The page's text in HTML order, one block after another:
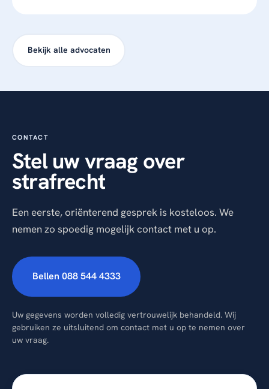
Bekijk alle advocaten
CONTACT
Stel uw vraag over
strafrecht
Een eerste, oriënterend gesprek is kosteloos. We
nemen zo spoedig mogelijk contact met u op.
Bellen 088 544 4333
Uw gegevens worden volledig vertrouwelijk behandeld. Wij
gebruiken ze uitsluitend om contact met u op te nemen over
uw vraag.